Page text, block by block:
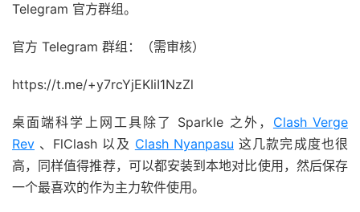
Telegram 官方群组。
官方 Telegram 群组：（需审核）
https://t.me/+y7rcYjEKIiI1NzZl
桌面端科学上网工具除了 Sparkle 之外， Clash Verge
Rev 、FlClash 以及 Clash Nyanpasu 这几款完成度也很
高，同样值得推荐，可以都安装到本地对比使用，然后保存
一个最喜欢的作为主力软件使用。